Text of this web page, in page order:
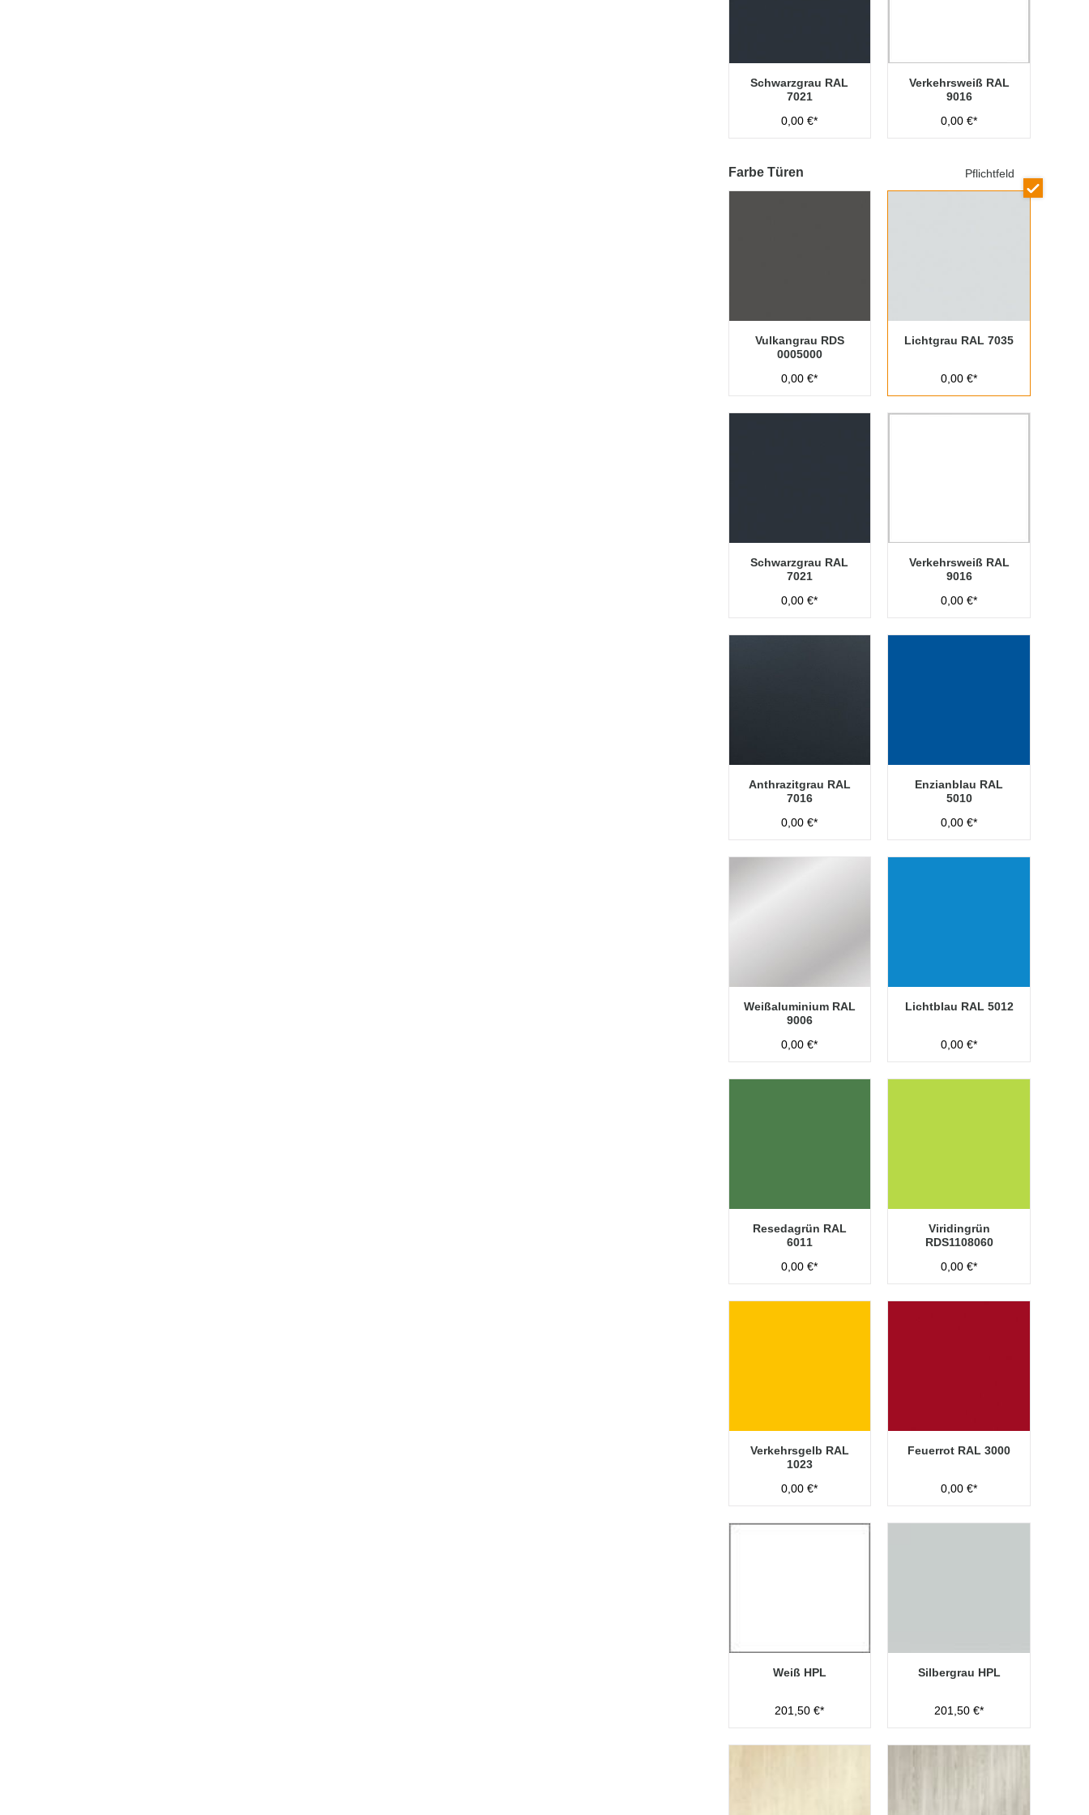
Schwarzgrau RAL
7021
0,00 €*
Verkehrsweiß RAL
9016
0,00 €*
Farbe Türen Pflichtfeld
Vulkangrau RDS
0005000
0,00 €*
Lichtgrau RAL 7035
0,00 €*
Schwarzgrau RAL
7021
0,00 €*
Verkehrsweiß RAL
9016
0,00 €*
Anthrazitgrau RAL
7016
0,00 €*
Enzianblau RAL
5010
0,00 €*
Weißaluminium RAL
9006
0,00 €*
Lichtblau RAL 5012
0,00 €*
Resedagrün RAL
6011
0,00 €*
Viridingrün
RDS1108060
0,00 €*
Verkehrsgelb RAL
1023
0,00 €*
Feuerrot RAL 3000
0,00 €*
Weiß HPL
201,50 €*
Silbergrau HPL
201,50 €*